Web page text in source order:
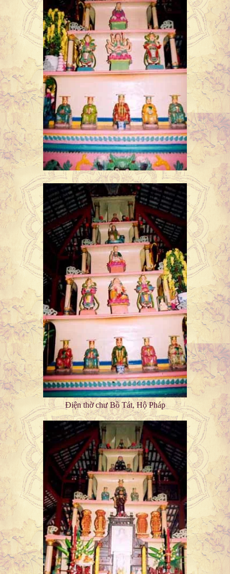
Điện thờ chư Bồ Tát, Hộ Pháp